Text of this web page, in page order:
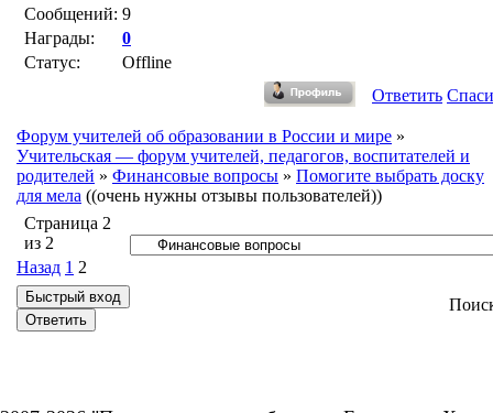
Сообщений: 9
Награды:
0
Статус:
Offline
Ответить
Форум учителей об образовании в России и мире »
Учительская — форум учителей, педагогов, воспитателей и
родителей » Финансовые вопросы » Помогите выбрать доску
для мела ((очень нужны отзывы пользователей))
Страница 2
из 2
Назад 1 2